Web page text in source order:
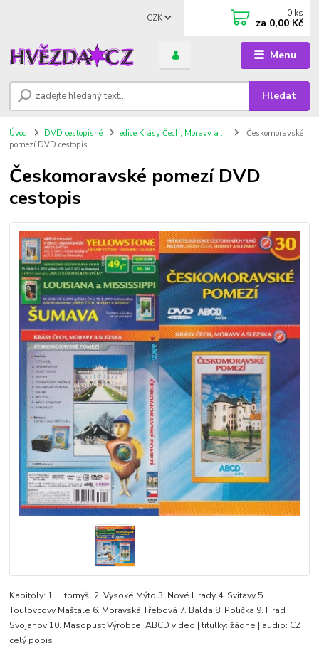
Menu
CZK
Hledat
0 ks
za 0,00 Kč
Úvod DVD cestopisné edice Krásy Čech, Moravy a ...
Českomoravské
pomezí DVD cestopis
Českomoravské pomezí DVD
cestopis
Kapitoly: 1. Litomyšl 2. Vysoké Mýto 3. Nové Hrady 4. Svitavy 5.
Toulovcovy Maštale 6. Moravská Třebová 7. Balda 8. Polička 9. Hrad
Svojanov 10. Masopust Výrobce: ABCD video | titulky: žádné | audio: CZ
celý popis